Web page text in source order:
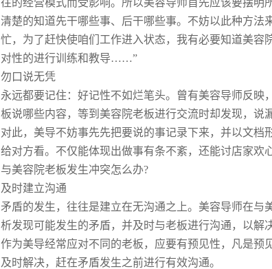
清楚的知道先干哪些事、后干哪些事。不妨以此种方法
忙，为了赶快使咱们工作进入状态，我有必要知道美容
对性的进行训练和教导……”
勿口说无凭
永远都要记住：好记性不如烂笔头。曾有美容导师反映
板说哪些内容，等到美容院老板进行交流时却发现，说
对此，美导不妨事先先把要说的事记录下来，并以文档
给对方看。不仅能体现出做事有条不紊，还能讨店家欢
与美容院老板发生冲突怎么办?
及时建立沟通
矛盾的发生，往往是建立在无沟通之上。美容导师在与
析发现可能发生的矛盾，并及时与老板进行沟通，以解
作为美导经常应对不同的老板，应要有预见性，凡是预
及时解决，赶在矛盾发生之前进行有效沟通。